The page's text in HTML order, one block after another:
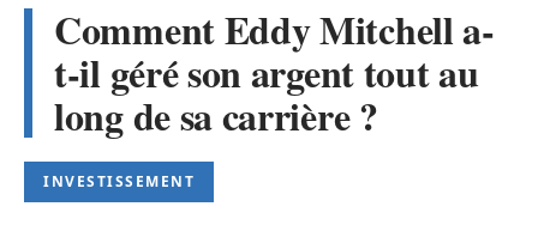
Comment Eddy Mitchell a-
t-il géré son argent tout au
long de sa carrière ?
INVESTISSEMENT